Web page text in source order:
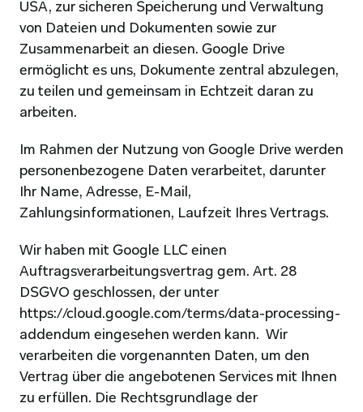
USA, zur sicheren Speicherung und Verwaltung
von Dateien und Dokumenten sowie zur
Zusammenarbeit an diesen. Google Drive
ermöglicht es uns, Dokumente zentral abzulegen,
zu teilen und gemeinsam in Echtzeit daran zu
arbeiten.
Im Rahmen der Nutzung von Google Drive werden
personenbezogene Daten verarbeitet, darunter
Ihr Name, Adresse, E-Mail,
Zahlungsinformationen, Laufzeit Ihres Vertrags.
Wir haben mit Google LLC einen
Auftragsverarbeitungsvertrag gem. Art. 28
https://cloud.google.com/terms/data-processing-
addendum eingesehen werden kann.  Wir
verarbeiten die vorgenannten Daten, um den
Vertrag über die angebotenen Services mit Ihnen
zu erfüllen. Die Rechtsgrundlage der